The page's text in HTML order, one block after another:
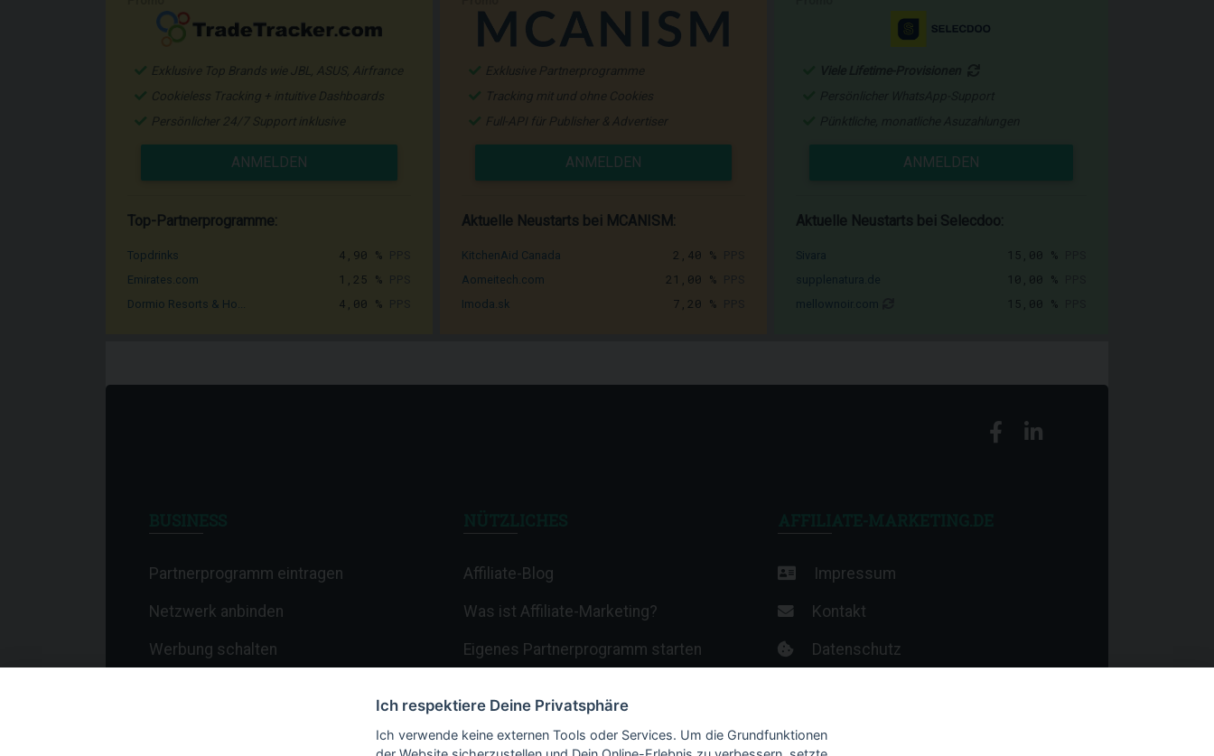
Exklusive Top Brands wie JBL, ASUS, Airfrance
Cookieless Tracking + intuitive Dashboards
Persönlicher 24/7 Support inklusive
ANMELDEN
Top-Partnerprogramme:
Topdrinks 4,90 %
Emirates.com 1,25 %
Dormio Resorts & Ho... 4,00 %
Exklusive Partnerprogramme
Tracking mit und ohne Cookies
Full-API für Publisher & Advertiser
ANMELDEN
Aktuelle Neustarts bei MCANISM:
KitchenAid Canada 2,40 %
Aomeitech.com 21,00 %
Imoda.sk 7,20 %
ANMELDEN
Aktuelle Neustarts bei Selecdoo:
15,00 %
10,00 %
15,00 %
Partnerprogramm eintragen
Netzwerk anbinden
Werbung schalten
Affiliate-Blog
Was ist Affiliate-Marketing?
Eigenes Partnerprogramm starten
Termine & Veranstaltungen
Impressum
Kontakt
Datenschutz
Ich respektiere Deine Privatsphäre
Ich verwende keine externen Tools oder Services. Um die Grundfunktionen